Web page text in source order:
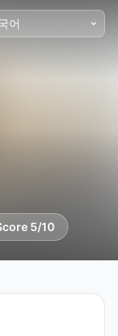
5/10